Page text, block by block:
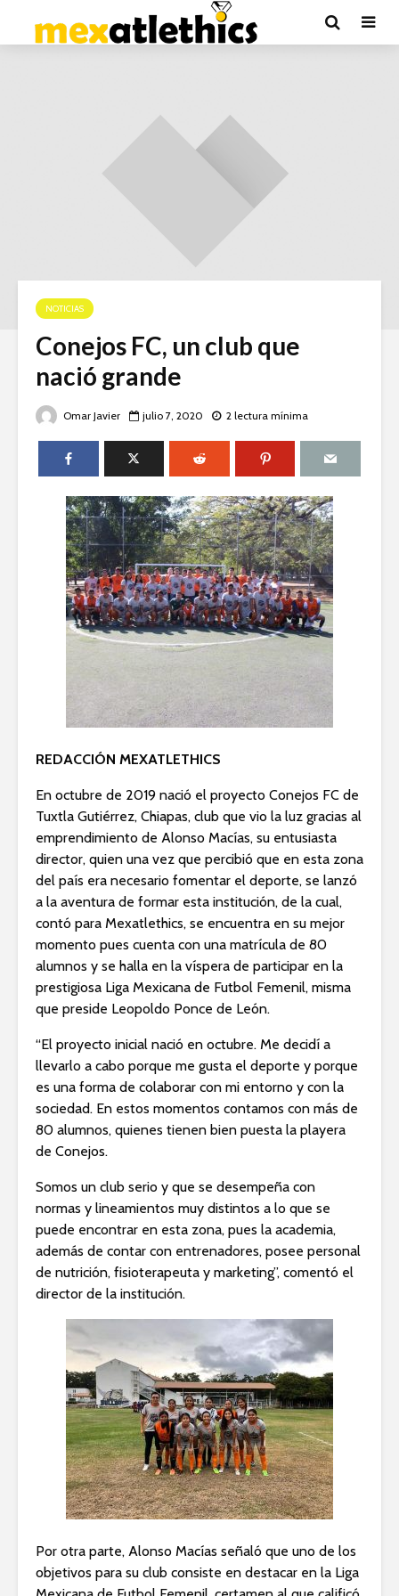
NOTICIAS
Conejos FC, un club que
nació grande
Omar Javier julio 7, 2020 2 lectura mínima
REDACCIÓN MEXATLETHICS
En octubre de 2019 nació el proyecto Conejos FC de
Tuxtla Gutiérrez, Chiapas, club que vio la luz gracias al
emprendimiento de Alonso Macías, su entusiasta
director, quien una vez que percibió que en esta zona
del país era necesario fomentar el deporte, se lanzó
a la aventura de formar esta institución, de la cual,
contó para Mexatlethics, se encuentra en su mejor
momento pues cuenta con una matrícula de 80
alumnos y se halla en la víspera de participar en la
prestigiosa Liga Mexicana de Futbol Femenil, misma
que preside Leopoldo Ponce de León.
“El proyecto inicial nació en octubre. Me decidí a
llevarlo a cabo porque me gusta el deporte y porque
es una forma de colaborar con mi entorno y con la
sociedad. En estos momentos contamos con más de
80 alumnos, quienes tienen bien puesta la playera
de Conejos.
Somos un club serio y que se desempeña con
normas y lineamientos muy distintos a lo que se
puede encontrar en esta zona, pues la academia,
además de contar con entrenadores, posee personal
de nutrición, fisioterapeuta y marketing”, comentó el
director de la institución.
Por otra parte, Alonso Macías señaló que uno de los
objetivos para su club consiste en destacar en la Liga